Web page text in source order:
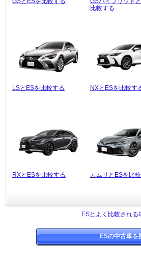
比較する
LSとESを比較する NXとESを比較す
RXとESを比較する カムリとESを比
ESとよく比較される
ESの中古車を